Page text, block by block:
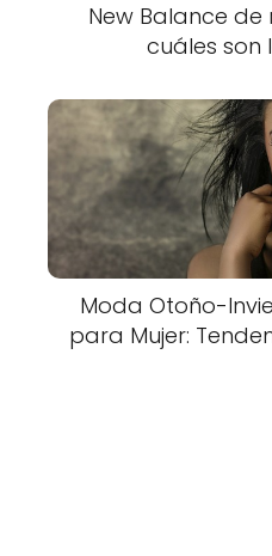
New Balance
cuáles son
Moda Otoño-
para Mujer: